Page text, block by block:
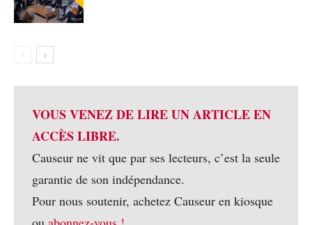
VOUS VENEZ DE LIRE UN ARTICLE EN
ACCÈS LIBRE.
Causeur ne vit que par ses lecteurs, c’est la seule
garantie de son indépendance.
Pour nous soutenir, achetez Causeur en kiosque